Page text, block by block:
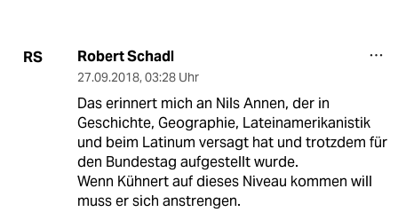
RS Robert Schadl
27.09.2018, 03:28 Uhr
Das erinnert mich an Nils Annen, der in
Geschichte, Geographie, Lateinamerikanistik
und beim Latinum versagt hat und trotzdem für
den Bundestag aufgestellt wurde.
Wenn Kühnert auf dieses Niveau kommen will
muss er sich anstrengen.